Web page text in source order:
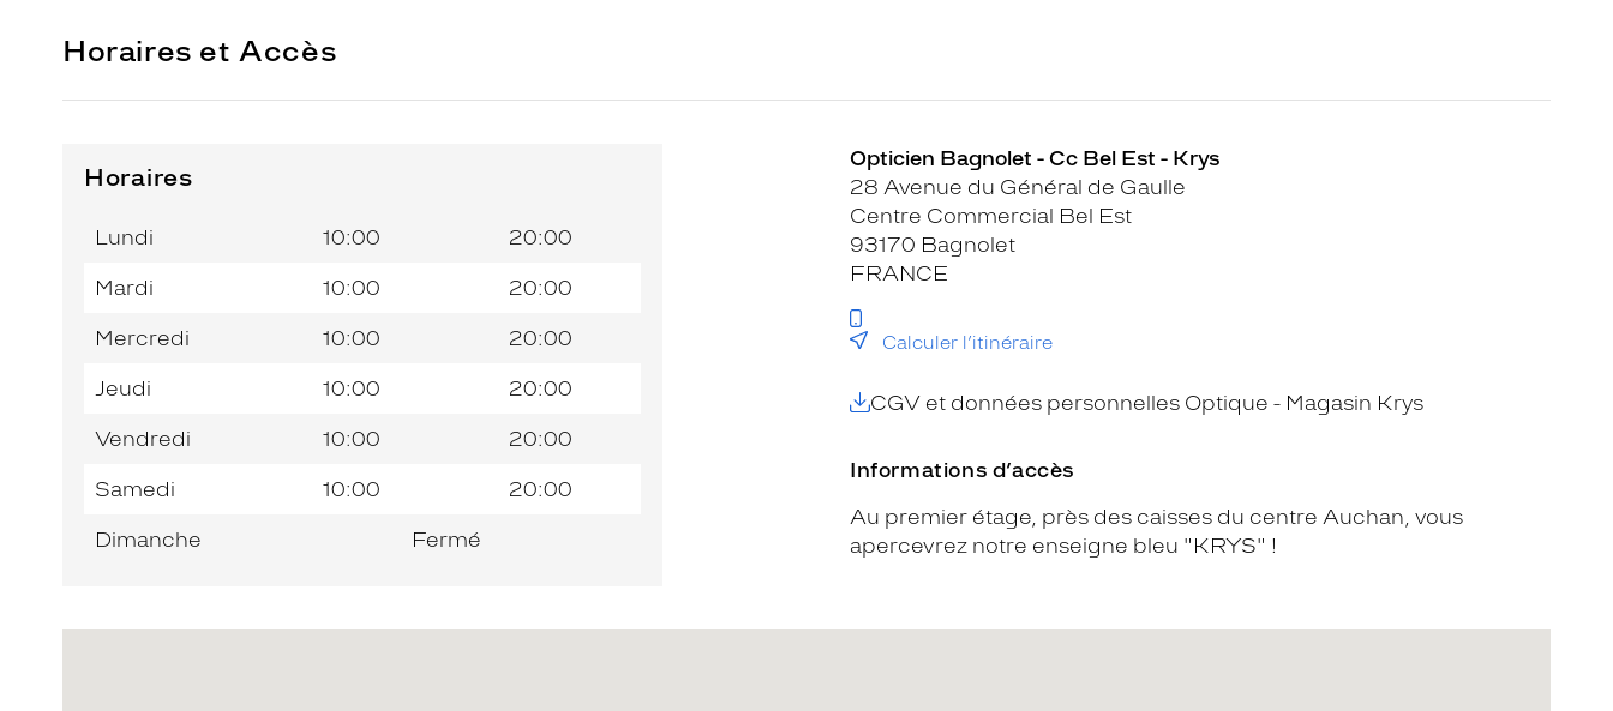
Horaires et Accès
Horaires
Jour de
semaine
Horaires
l’après-
Lundi 10:00 20:00
Mardi 10:00 20:00
Mercredi 10:00 20:00
Jeudi 10:00 20:00
Vendredi 10:00 20:00
Samedi 10:00 20:00
Dimanche Fermé
Opticien Bagnolet - Cc Bel Est - Krys
28 Avenue du Général de Gaulle
Centre Commercial Bel Est
93170 Bagnolet
FRANCE
Calculer l’itinéraire
CGV et données personnelles Optique - Magasin Krys
Informations d’accès
Au premier étage, près des caisses du centre Auchan, vous
apercevrez notre enseigne bleu "KRYS" !